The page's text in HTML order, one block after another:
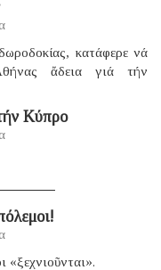
κατάφερε νά
ἄδεια γιά τήν
Κύπρο
«ξεχνιοῦνται».